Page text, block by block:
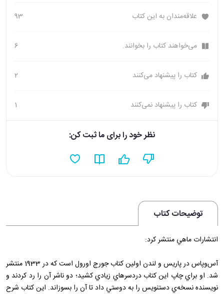
علاقه‌مندان به این کتاب 93
می‌خواهند کتاب را بخوانند. 6
کتاب را پیشنهاد می‌کنند 2
کتاب را پیشنهاد نمی‌کنند 1
نظر خود را برای ما ثبت کن:
توضیحات کتاب
انتشارات ماهي منتشر کرد:
آس‌وپاس در پاريس و لندن اولين کتاب جورج اورول است که در 1933 منتشر
شد. او براي چاپ اين کتاب دردسرهاي زيادي کشيد؛ دو ناشر آن را رد کردند و
نويسنده نسخه‌ي دستنويس را به دوستي داد تا آن را بسوزاند. اين کتاب شرح